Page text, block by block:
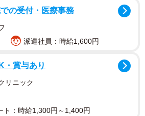
の受付・医療事務
派遣社員：時給1,600円
・賞与あり
リニック
ト：時給1,300円～1,400円